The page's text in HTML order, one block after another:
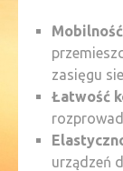
zasięgu
Łatwość
urządzeń